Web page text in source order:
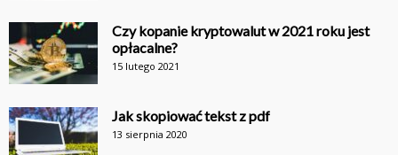
Czy kopanie kryptowalut w 2021 roku jest
opłacalne?
15 lutego 2021
Jak skopiować tekst z pdf
13 sierpnia 2020